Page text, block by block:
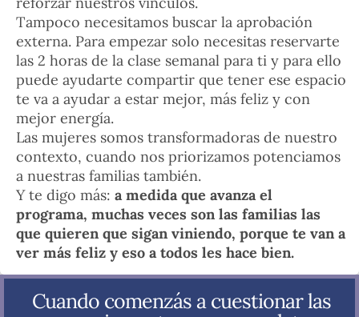
Tampoco necesitamos buscar la aprobación
externa. Para empezar solo necesitas reservarte
las 2 horas de la clase semanal para ti y para ello
puede ayudarte compartir que tener ese espacio
te va a ayudar a estar mejor, más feliz y con
mejor energía.
Las mujeres somos transformadoras de nuestro
contexto, cuando nos priorizamos potenciamos
a nuestras familias también.
Y te digo más: a medida que avanza el
programa, muchas veces son las familias las
que quieren que sigan viniendo, porque te van a
ver más feliz y eso a todos les hace bien.
Cuando comenzás a cuestionar las